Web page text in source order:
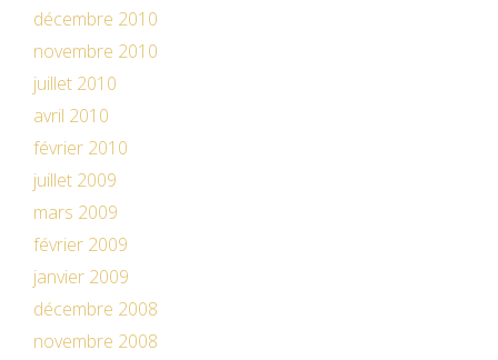
décembre 2010
novembre 2010
juillet 2010
avril 2010
février 2010
juillet 2009
mars 2009
février 2009
janvier 2009
décembre 2008
novembre 2008